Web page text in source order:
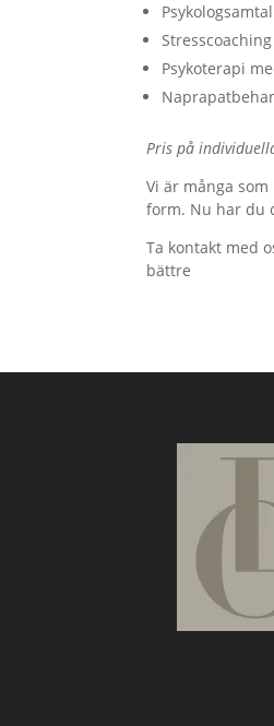
Psykologsamtal
Stresscoaching
Psykoterapi
Pris på
Vi är många
form. Nu har du
Ta kontakt med
bättre